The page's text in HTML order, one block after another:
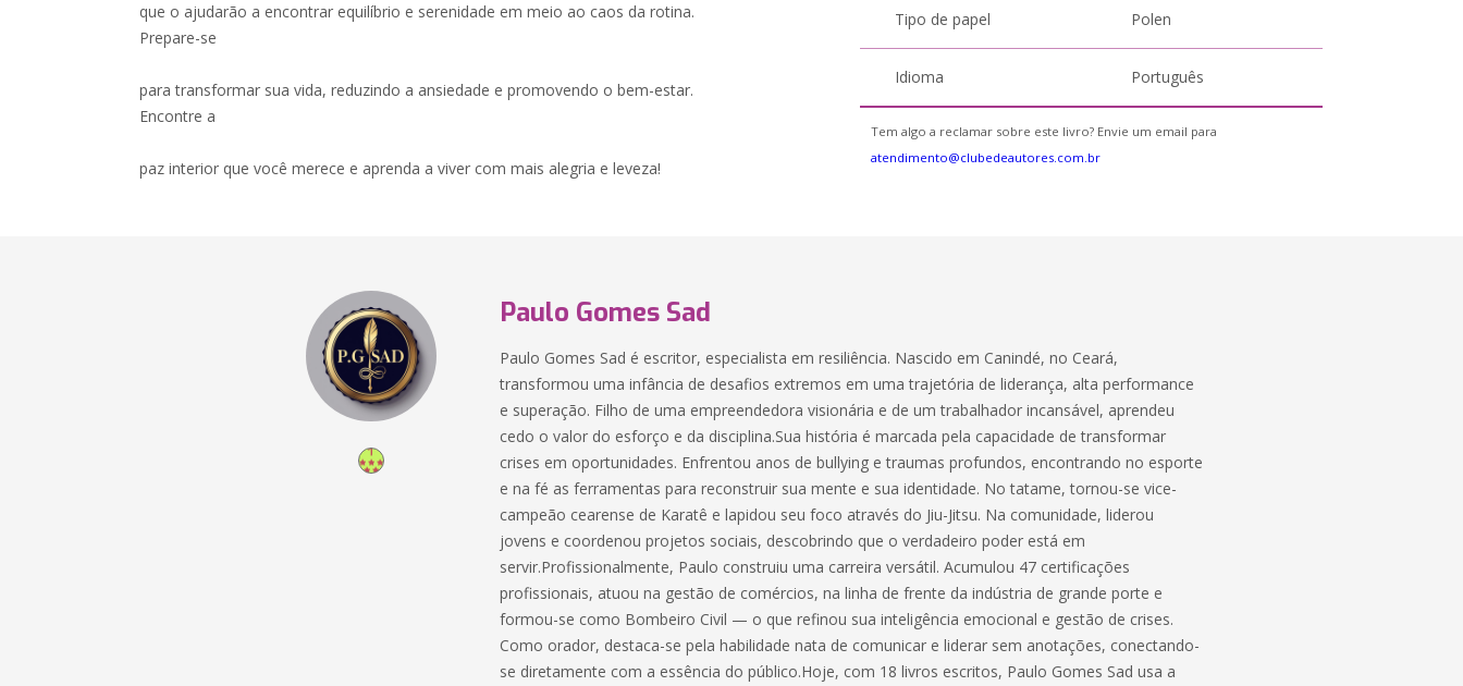
que o ajudarão a encontrar equilíbrio e serenidade em meio ao caos da rotina.
Prepare-se
para transformar sua vida, reduzindo a ansiedade e promovendo o bem-estar.
Encontre a
paz interior que você merece e aprenda a viver com mais alegria e leveza!
Tipo de papel Polen
Idioma Português
Tem algo a reclamar sobre este livro? Envie um email para
atendimento@clubedeautores.com.br
Paulo Gomes Sad
Paulo Gomes Sad é escritor, especialista em resiliência. Nascido em Canindé, no Ceará,
transformou uma infância de desafios extremos em uma trajetória de liderança, alta performance
e superação. Filho de uma empreendedora visionária e de um trabalhador incansável, aprendeu
cedo o valor do esforço e da disciplina.Sua história é marcada pela capacidade de transformar
crises em oportunidades. Enfrentou anos de bullying e traumas profundos, encontrando no esporte
e na fé as ferramentas para reconstruir sua mente e sua identidade. No tatame, tornou-se vice-
campeão cearense de Karatê e lapidou seu foco através do Jiu-Jitsu. Na comunidade, liderou
jovens e coordenou projetos sociais, descobrindo que o verdadeiro poder está em
servir.Profissionalmente, Paulo construiu uma carreira versátil. Acumulou 47 certificações
profissionais, atuou na gestão de comércios, na linha de frente da indústria de grande porte e
formou-se como Bombeiro Civil — o que refinou sua inteligência emocional e gestão de crises.
Como orador, destaca-se pela habilidade nata de comunicar e liderar sem anotações, conectando-
se diretamente com a essência do público.Hoje, com 18 livros escritos, Paulo Gomes Sad usa a